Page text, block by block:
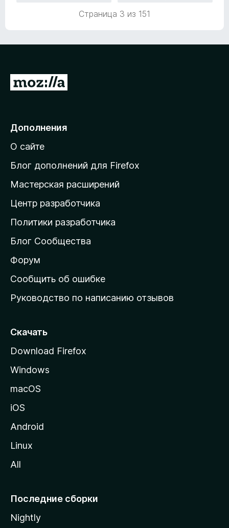
Страница 3 из 151
П
е
й
т
и
а
д
о
а
ш
н
ю
т
а
н
у
M
i
l
Дополнения
О сайте
Блог дополнений для Firefox
Мастерская расширений
Центр разработчика
Политики разработчика
Блог Сообщества
Форум
Сообщить об ошибке
Руководство по написанию отзывов
Скачать
Download Firefox
Windows
macOS
iOS
Android
Linux
All
Последние сборки
Nightly